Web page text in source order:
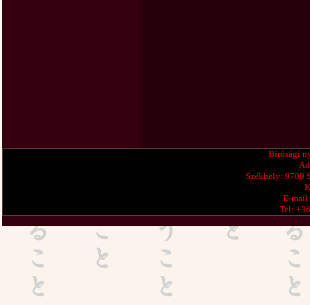
Bírósági
Székhely: 9700
E-
Tel: